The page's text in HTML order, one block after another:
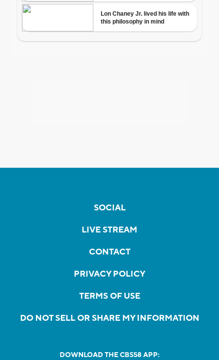
SOCIAL
LIVE STREAM
CONTACT
PRIVACY POLICY
TERMS OF USE
DO NOT SELL OR SHARE MY INFORMATION
DOWNLOAD THE CBS58 APP: